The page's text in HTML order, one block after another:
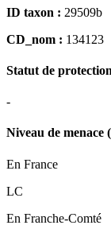
ID taxon : 29509b
CD_nom : 134123
Statut de protection
-
Niveau de
En France
LC
En Franche-Comté